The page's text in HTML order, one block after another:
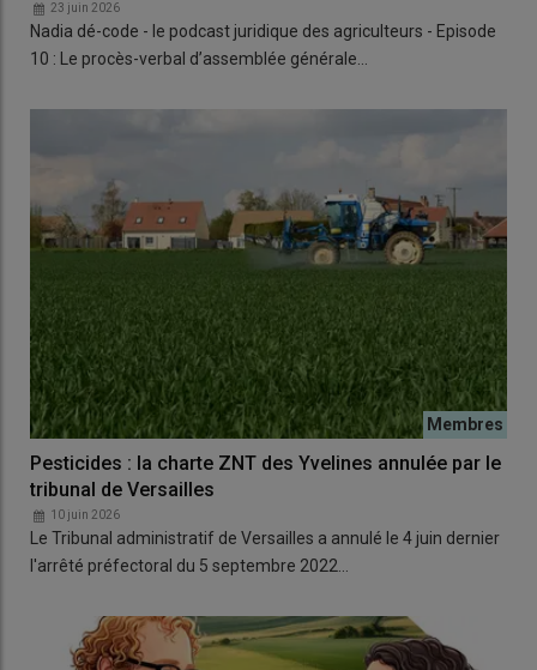
23 juin 2026
Nadia dé-code - le podcast juridique des agriculteurs - Episode
10 : Le procès-verbal d’assemblée générale…
Pesticides : la charte ZNT des Yvelines annulée par le
tribunal de Versailles
10 juin 2026
Le Tribunal administratif de Versailles a annulé le 4 juin dernier
l'arrêté préfectoral du 5 septembre 2022…